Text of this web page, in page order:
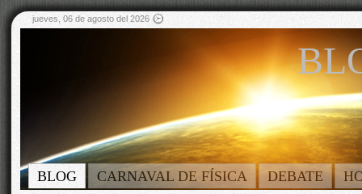
jueves, 06 de agosto del 2026
BLOG CARNAVAL DE FÍSICA DEBATE